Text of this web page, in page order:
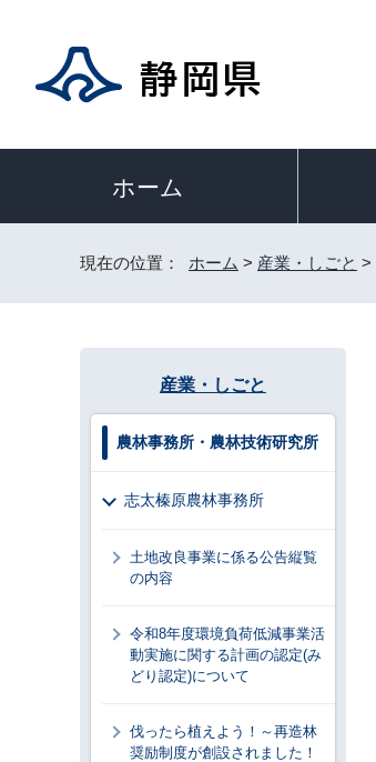
ホーム
現在の位置： ホーム > 産業・しごと >
産業・しごと
農林事務所・農林技術研究所
志太榛原農林事務所
土地改良事業に係る公告縦覧
の内容
令和8年度環境負荷低減事業活
動実施に関する計画の認定(み
どり認定)について
伐ったら植えよう！～再造林
奨励制度が創設されました！